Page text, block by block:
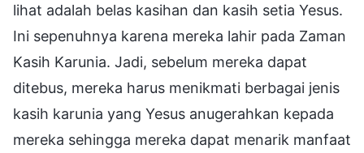
lihat adalah belas kasihan dan kasih setia Yesus.
Ini sepenuhnya karena mereka lahir pada Zaman
Kasih Karunia. Jadi, sebelum mereka dapat
ditebus, mereka harus menikmati berbagai jenis
kasih karunia yang Yesus anugerahkan kepada
mereka sehingga mereka dapat menarik manfaat